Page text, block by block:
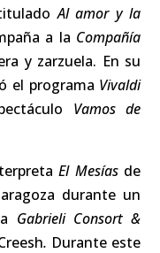
Al amor y la
a la Compañía
y zarzuela. En su
el programa Vivaldi
Vamos de
El Mesíasde
durante un
Gabrieli Consort &
. Durante este